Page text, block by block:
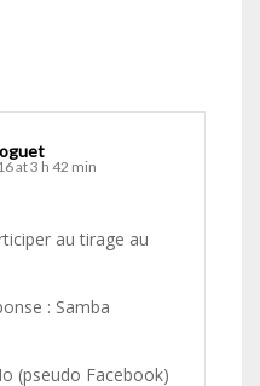
at 3 h 42 min
au tirage au
: Samba
(pseudo Facebook)